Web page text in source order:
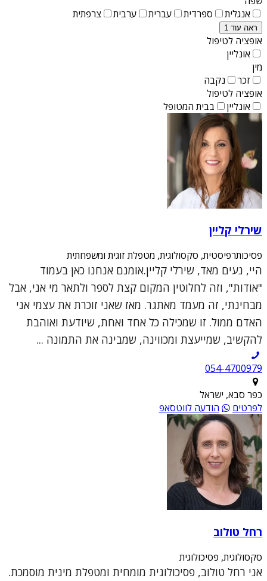
אנגלית
ספרדית עברית ערבית צרפתית
ראה עוד 1
אופציה לטיפול
אונליין
מין
זכר
נקבה
אופציה לטיפול
אונליין
בבית המטופל
שירלי קליין
פסיכותרפיסטית, סקסולוגית, מטפלת זוגית ומשפחתית
היי, נעים מאד, שירלי קליין.אומנם אנחנו כאן בעמוד
"אודות", וזה לחלוטין המקום קצת לספר ולתאר מי אני, אבל
מבחינתי, זה מעמד מאתגר. מאז שאני זוכרת את עצמי אני
האדם ממול. זו שמכילה כל אחד ואחת, שיודעת ואוהבת
להקשיב, שמייעצת ומכווינה, שמבינה את התמונה ...
054-4700979
כפר סבא, ישראל
לפרטים
הודעה לווטסאפ
רחל טולוב
סקסולוגית, פסיכולוגית
אני רחל טולוב, פסיכולוגית מומחית ומטפלת מינית מוסמכת.